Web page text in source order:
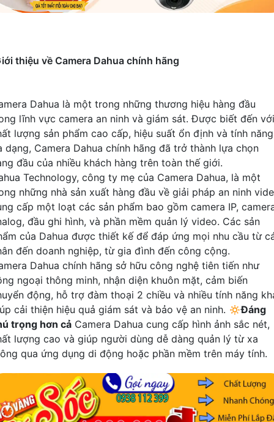
thiệu về Camera Dahua chính hãng
Dahua là một trong những thương hiệu hàng đầu
lĩnh vực camera an ninh và giám sát. Được biết đến với
lượng sản phẩm cao cấp, hiệu suất ổn định và tính năng
dạng, Camera Dahua chính hãng đã trở thành lựa chọn
đầu của nhiều khách hàng trên toàn thế giới.
Technology, công ty mẹ của Camera Dahua, là một
những nhà sản xuất hàng đầu về giải pháp an ninh
cấp một loạt các sản phẩm bao gồm camera IP,
đầu ghi hình, và phần mềm quản lý video. Các sản
của Dahua được thiết kế để đáp ứng mọi nhu cầu từ
đến doanh nghiệp, từ gia đình đến công cộng.
Dahua chính hãng sở hữu công nghệ tiên tiến như
ngoại thông minh, nhận diện khuôn mặt, cảm biến
động, hỗ trợ đàm thoại 2 chiều và nhiều tính năng
cải thiện hiệu quả giám sát và bảo vệ an ninh. 🔅Đáng
trọng hơn cả Camera Dahua cung cấp hình ảnh sắc nét,
lượng cao và giúp người dùng dễ dàng quản lý từ xa
qua ứng dụng di động hoặc phần mềm trên máy tính.